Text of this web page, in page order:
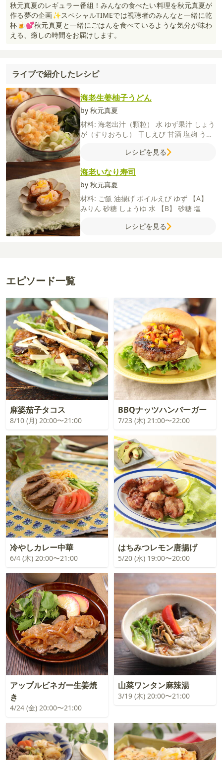
秋元真夏のレギュラー番組！みんなの食べたい料理を秋元真夏が
作る夢の企画✨スペシャルTIMEでは視聴者のみんなと一緒に乾
杯🍺💕秋元真夏と一緒にごはんを食べているような気分が味わ
える、癒しの時間をお届けします。
ライブで紹介したレシピ
海老生姜柚子うどん
by 秋元真夏
材料: 海老出汁（顆粒） 水 ゆず果汁 しょう
が（すりおろし） 干しえび 甘酒 塩麹 うど
【海老かき揚げ】むきえび長ねぎ
め
レシピを見る
海老いなり寿司
by 秋元真夏
材料: ご飯 油揚げ ボイルえび ゆず
【A】
みりん 砂糖 しょうゆ 水 【B】 砂糖 塩
レシピを見る
エピソード一覧
麻婆茄子タコス
8/10 (月) 20:00〜21:00
BBQナッツハンバーガー
7/23 (木) 21:00〜22:00
冷やしカレー中華
6/4 (木) 20:00〜21:00
はちみつレモン唐揚げ
5/20 (水) 19:00〜20:00
アップルビネガー生姜焼
き
4/24 (金) 20:00〜21:00
山菜ワンタン麻辣湯
3/19 (木) 20:00〜21:00